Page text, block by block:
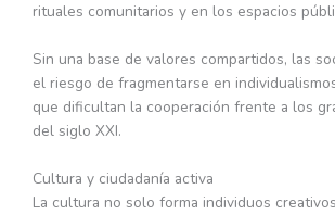
rituales comunitarios y en los espacios
Sin una base de valores compartidos, las
el riesgo de fragmentarse en
que dificultan la cooperación frente a los
del siglo XXI.
Cultura y ciudadanía activa
La cultura no solo forma individuos